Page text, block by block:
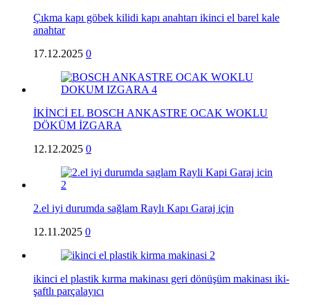
Çıkma kapı göbek kilidi kapı anahtarı ikinci el barel kale
anahtar
17.12.2025 0
İKİNCİ EL BOSCH ANKASTRE OCAK WOKLU
DÖKÜM İZGARA
12.12.2025 0
2.el iyi durumda sağlam Raylı Kapı Garaj için
12.11.2025 0
ikinci el plastik kırma makinası geri dönüşüm makinası iki-
şaftlı parçalayıcı